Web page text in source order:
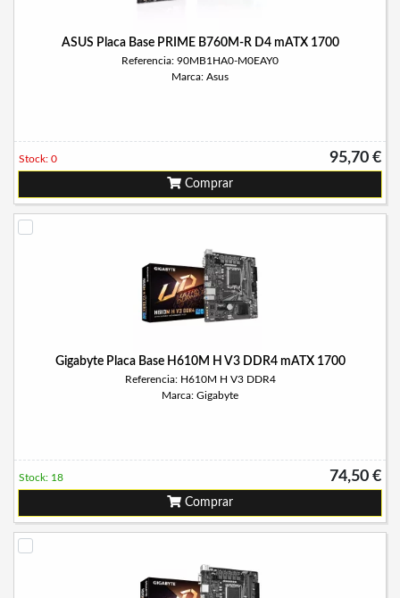
ASUS Placa Base PRIME B760M-R D4 mATX 1700
Referencia: 90MB1HA0-M0EAY0
Marca: Asus
95,70 €
Stock: 0
Comprar
Gigabyte Placa Base H610M H V3 DDR4 mATX 1700
Referencia: H610M H V3 DDR4
Marca: Gigabyte
74,50 €
Stock: 18
Comprar